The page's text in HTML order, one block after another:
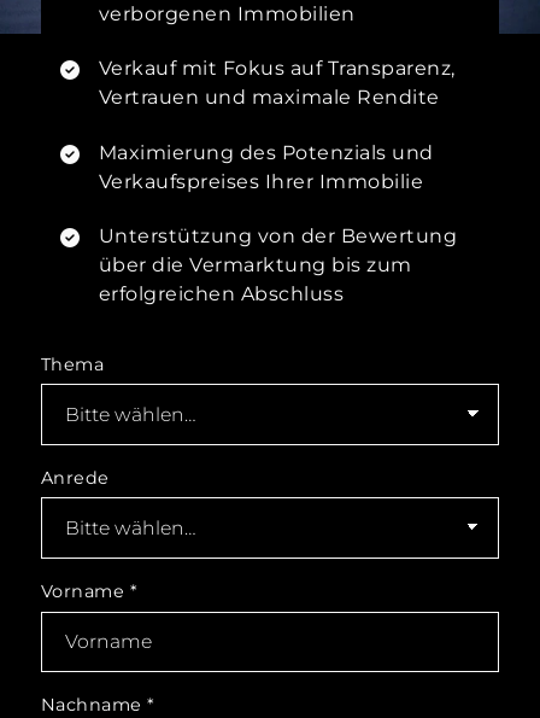
verborgenen Immobilien
Verkauf mit Fokus auf Transparenz,
Vertrauen und maximale Rendite
Maximierung des Potenzials und
Verkaufspreises Ihrer Immobilie
Unterstützung von der Bewertung
über die Vermarktung bis zum
erfolgreichen Abschluss
Thema
Anrede
Vorname *
Nachname*